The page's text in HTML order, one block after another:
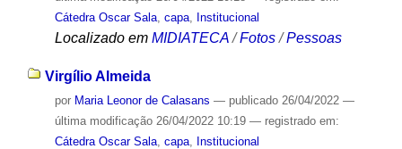
Cátedra Oscar Sala, capa, Institucional
Localizado em MIDIATECA /Fotos /Pessoas
Virgílio Almeida
por Maria Leonor de Calasans — publicado26/04/2022 —
última modificação26/04/2022 10:19 — registrado em:
Cátedra Oscar Sala, capa, Institucional